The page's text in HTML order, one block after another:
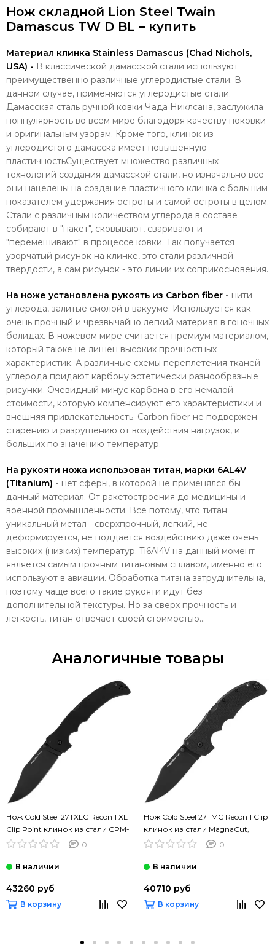
Нож складной Lion Steel Twain
Damascus TW D BL – купить
Материал клинка Stainless Damascus (Chad Nichols,
USA) - В классической дамасской стали используют
преимущественно различные углеродистые стали. В
данном случае, применяются углеродистые стали.
Дамасская сталь ручной ковки Чада Никлсана, заслужила
поппулярность во всем мире благодоря качеству поковки
и оригинальным узорам. Кроме того, клинок из
углеродистого дамасска имеет повышенную
пластичностьСуществует множество различных
технологий создания дамасской стали, но изначально все
они нацелены на создание пластичного клинка с большим
показателем удержания остроты и самой остроты в целом.
Стали с различным количеством углерода в составе
собирают в "пакет", сковывают, сваривают и
"перемешивают" в процессе ковки. Так получается
узорчатый рисунок на клинке, это стали различной
твердости, а сам рисунок - это линии их соприкосновения.
На ноже установлена рукоять из Carbon fiber - нити
углерода, залитые смолой в вакууме. Используется как
очень прочный и чрезвычайно легкий материал в гоночных
болидах. В ножевом мире считается премиум материалом,
который также не лишен высоких прочностных
характеристик. А различные схемы переплетения тканей
углерода придают карбону эстетически разнообразные
рисунки. Очевидный минус карбона в его немалой
стоимости, которую компенсируют его характеристики и
внешняя привлекательность. Carbon fiber не подвержен
старению и разрушению от воздействия нагрузок, и
больших по значению температур.
На рукояти ножа использован титан, марки 6AL4V
(Titanium) - нет сферы, в которой не применялся бы
данный материал. От ракетостроения до медицины и
военной промышленности. Всё потому, что титан
уникальный метал - сверхпрочный, легкий, не
деформируется, не поддается воздействию даже очень
высоких (низких) температур. Ti6Al4V на данный момент
является самым прочным титановым сплавом, именно его
используют в авиации. Обработка титана затруднительна,
поэтому чаще всего такие рукояти идут без
дополнительной текстуры. Но за сверх прочность и
легкость, титан отвечает своей стоимостью...
Аналогичные товары
Нож Cold Steel 27TXLC Recon 1 XL
Clip Point клинок из стали CPM-
XHP, рукоять G10
0
43260 руб
В корзину
Нож Cold Steel 27TMC Recon 1 Clip
клинок из стали MagnaCut,
рукоять G10
0
40710 руб
В корзину